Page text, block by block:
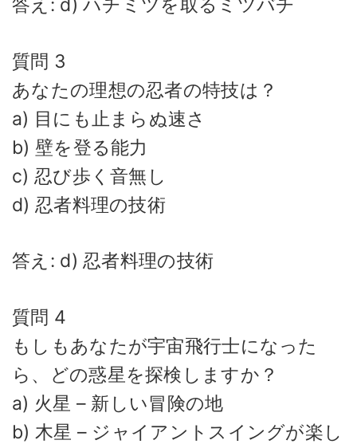
答え: d) ハチミツを取るミツバチ
質問 3
あなたの理想の忍者の特技は？
a) 目にも止まらぬ速さ
b) 壁を登る能力
c) 忍び歩く音無し
d) 忍者料理の技術
答え: d) 忍者料理の技術
質問 4
もしもあなたが宇宙飛行士になった
ら、どの惑星を探検しますか？
a) 火星 – 新しい冒険の地
b) 木星 – ジャイアントスイングが楽し